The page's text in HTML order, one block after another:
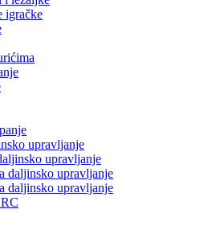
igračke
upravljanje
upravljanje
daljinsko upravljanje
daljinsko upravljanje